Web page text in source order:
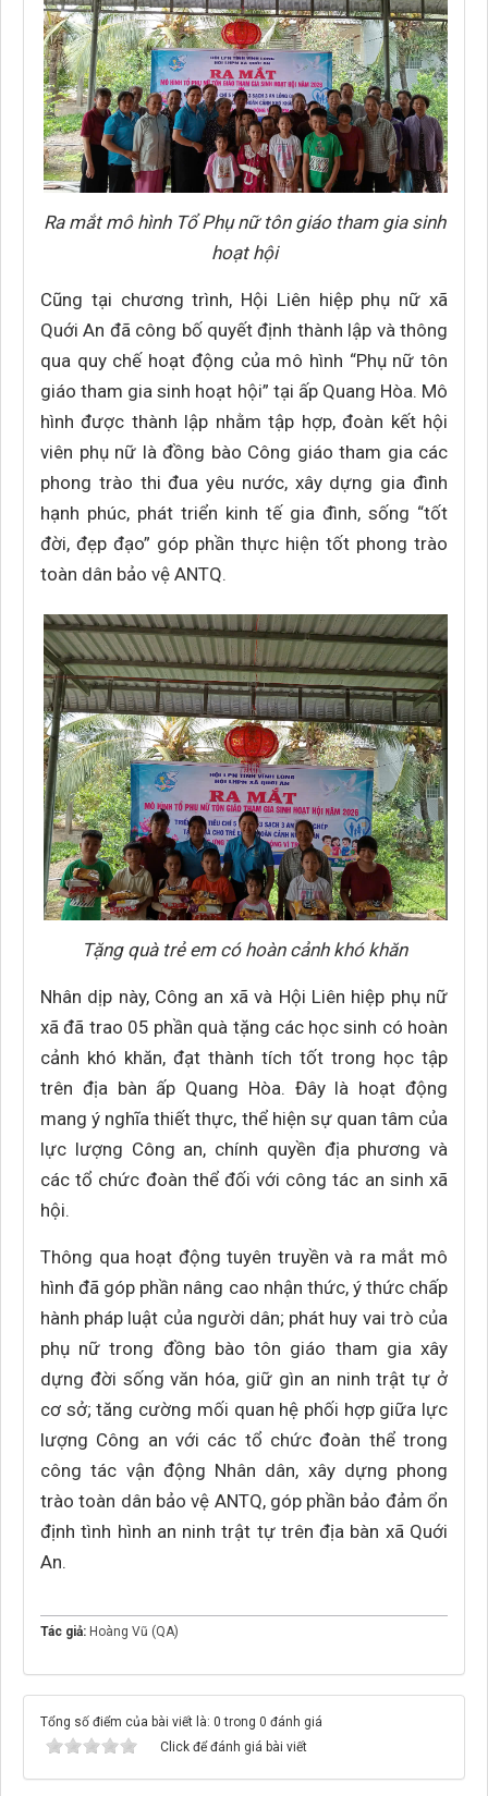
Ra mắt mô hình Tổ Phụ nữ tôn giáo tham gia sinh
hoạt hội
Cũng tại chương trình, Hội Liên hiệp phụ nữ xã
Quới An đã công bố quyết định thành lập và thông
qua quy chế hoạt động của mô hình “Phụ nữ tôn
giáo tham gia sinh hoạt hội” tại ấp Quang Hòa. Mô
hình được thành lập nhằm tập hợp, đoàn kết hội
viên phụ nữ là đồng bào Công giáo tham gia các
phong trào thi đua yêu nước, xây dựng gia đình
hạnh phúc, phát triển kinh tế gia đình, sống “tốt
đời, đẹp đạo” góp phần thực hiện tốt phong trào
toàn dân bảo vệ ANTQ.
Tặng quà trẻ em có hoàn cảnh khó khăn
Nhân dịp này, Công an xã và Hội Liên hiệp phụ nữ
xã đã trao 05 phần quà tặng các học sinh có hoàn
cảnh khó khăn, đạt thành tích tốt trong học tập
trên địa bàn ấp Quang Hòa. Đây là hoạt động
mang ý nghĩa thiết thực, thể hiện sự quan tâm của
lực lượng Công an, chính quyền địa phương và
các tổ chức đoàn thể đối với công tác an sinh xã
hội.
Thông qua hoạt động tuyên truyền và ra mắt mô
hình đã góp phần nâng cao nhận thức, ý thức chấp
hành pháp luật của người dân; phát huy vai trò của
phụ nữ trong đồng bào tôn giáo tham gia xây
dựng đời sống văn hóa, giữ gìn an ninh trật tự ở
cơ sở; tăng cường mối quan hệ phối hợp giữa lực
lượng Công an với các tổ chức đoàn thể trong
công tác vận động Nhân dân, xây dựng phong
trào toàn dân bảo vệ ANTQ, góp phần bảo đảm ổn
định tình hình an ninh trật tự trên địa bàn xã Quới
An.
Tác giả: Hoàng Vũ (QA)
Tổng số điểm của bài viết là: 0 trong 0 đánh giá
Click để đánh giá bài viết